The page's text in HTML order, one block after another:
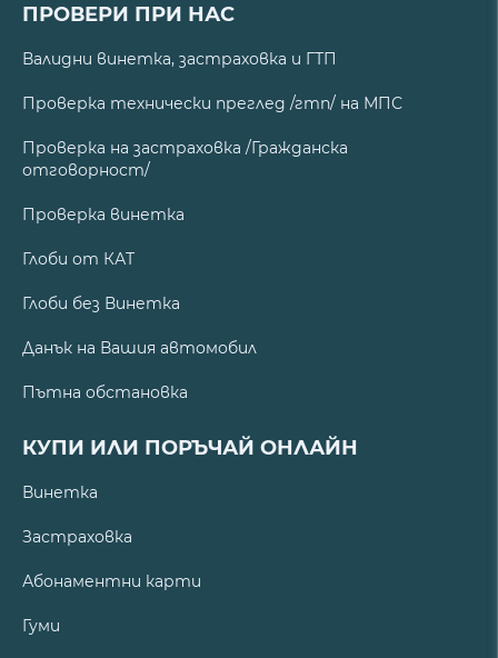
ПРОВЕРИ ПРИ НАС
Валидни винетка, застраховка и ГТП
Проверка технически преглед /гтп/ на МПС
Проверка на застраховка /Гражданска
отговорност/
Проверка винетка
Глоби от КАТ
Глоби без Винетка
Данък на Вашия автомобил
Пътна обстановка
КУПИ ИЛИ ПОРЪЧАЙ ОНЛАЙН
Винетка
Застраховка
Абонаментни карти
Гуми